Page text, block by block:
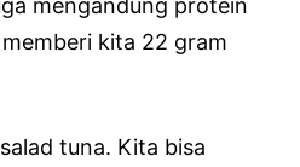
mengandung protein
kita 22 gram
tuna. Kita bisa